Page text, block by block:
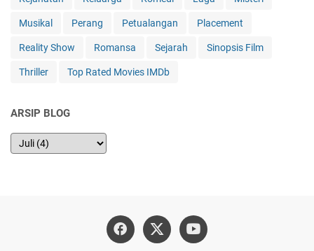
Musikal Perang Petualangan Placement
Reality Show Romansa Sejarah Sinopsis Film
Thriller Top Rated Movies IMDb
ARSIP BLOG